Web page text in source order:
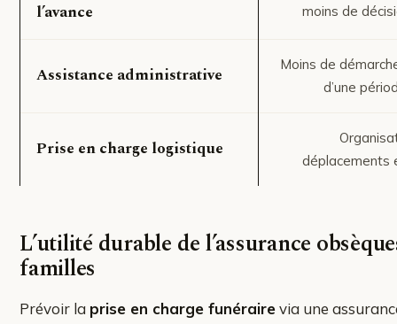
l’avance
moins de
Assistance administrative
Moins de
d’une
Prise en charge logistique
déplacements
L’utilité durable de l’assurance
familles
Prévoir la prise en charge funérairevia une